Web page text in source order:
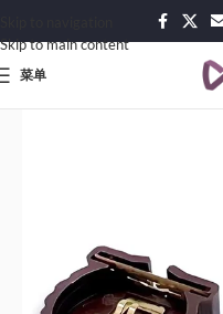
Skip to main content
菜单